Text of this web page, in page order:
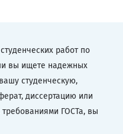
работ по
вы ищете надежных
студенческую,
диссертацию или
требованиями ГОСТа, вы